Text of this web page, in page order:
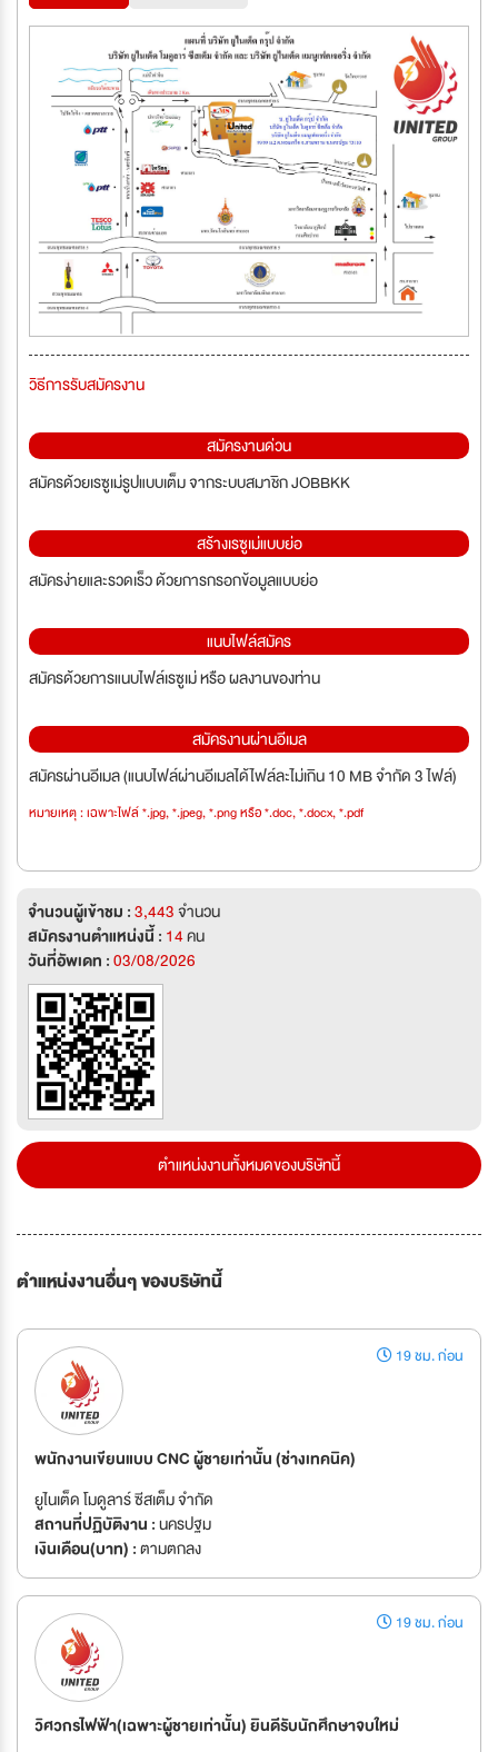
วิธีการรับสมัครงาน
สมัครงานด่วน
สมัครด้วยเรซูเม่รูปแบบเต็ม จากระบบสมาชิก JOBBKK
สร้างเรซูเม่แบบย่อ
สมัครง่ายและรวดเร็ว ด้วยการกรอกข้อมูลแบบย่อ
แนบไฟล์สมัคร
สมัครด้วยการแนบไฟล์เรซูเม่ หรือ ผลงานของท่าน
สมัครงานผ่านอีเมล
สมัครผ่านอีเมล (แนบไฟล์ผ่านอีเมลได้ไฟล์ละไม่เกิน 10 MB จำกัด 3 ไฟล์)
หมายเหตุ : เฉพาะไฟล์ *.jpg, *.jpeg, *.png หรือ *.doc, *.docx, *.pdf
จำนวนผู้เข้าชม :3,443จำนวน
สมัครงานตำแหน่งนี้ : 14คน
วันที่อัพเดท :03/08/2026
ตำแหน่งงานทั้งหมดของบริษัทนี้
ตำแหน่งงานอื่นๆ ของบริษัทนี้
19 ชม. ก่อน
พนักงานเขียนแบบ CNC ผู้ชายเท่านั้น (ช่างเทคนิค)
ยูไนเต็ด โมดูลาร์ ซีสเต็ม จำกัด
สถานที่ปฏิบัติงาน :นครปฐม
เงินเดือน(บาท) :ตามตกลง
19 ชม. ก่อน
วิศวกรไฟฟ้า(เฉพาะผู้ชายเท่านั้น) ยินดีรับนักศึกษาจบใหม่